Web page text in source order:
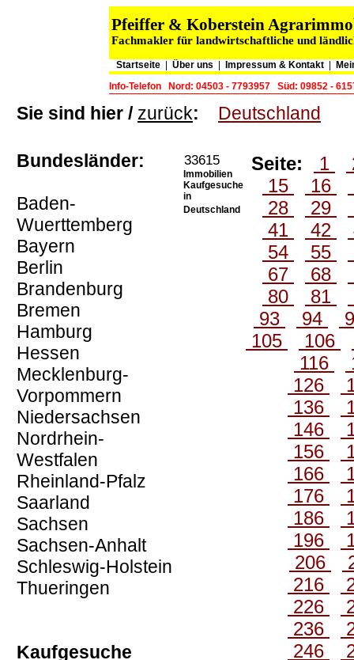
Pfeiffer & Koberstein
Fachmakler für landwirtschaftliche und
Startseite Über uns Impressum & Kontakt
Info-Telefon
Nord: 04503 - 7793957 Süd: 09852 -
Sie sind hier / zurück: Deutschland
Bundesländer:
Baden-
Wuerttemberg
Bayern
Berlin
Brandenburg
Bremen
Hamburg
Hessen
Mecklenburg-
Vorpommern
Niedersachsen
Nordrhein-
Westfalen
Rheinland-Pfalz
Saarland
Sachsen
Sachsen-Anhalt
Schleswig-Holstein
Thueringen
Kaufgesuche
33615
Immobilien
Kaufgesuche
in
Deutschland
Seite: 1
15
16
28
29
41
42
54
55
67
68
80
81
93
94
105
106
116
126
136
146
156
166
176
186
196
206
216
226
236
246